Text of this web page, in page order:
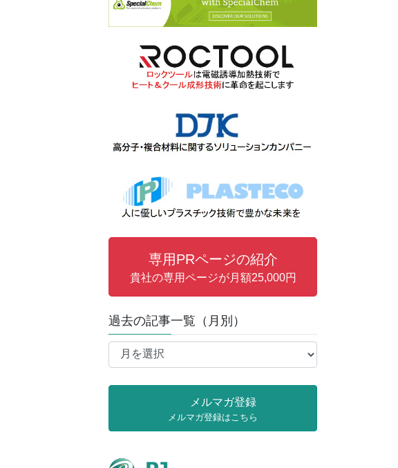
専用PRページの紹介
貴社の専用ページが月額25,000円
過去の記事一覧（月別）
過
（月
メルマガ登録
メルマガ登録はこちら